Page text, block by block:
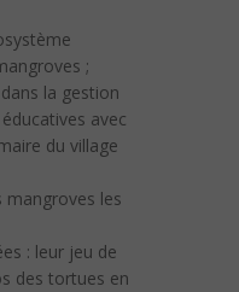
;
la gestion
avec
du village
mangroves les
: leur jeu de
des tortues en